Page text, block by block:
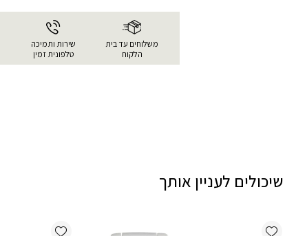
משלוחים עד בית
הלקוח
שירות ותמיכה
טלפונית זמין
לעניין אותך
Add wishlist
Add wishlist